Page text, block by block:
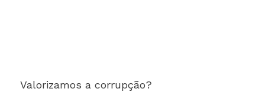
Valorizamos a corrupção?